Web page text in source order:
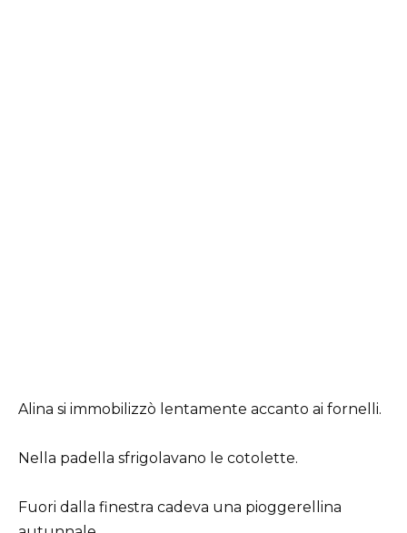
Alina si immobilizzò lentamente accanto ai fornelli.
Nella padella sfrigolavano le cotolette.
Fuori dalla finestra cadeva una pioggerellina